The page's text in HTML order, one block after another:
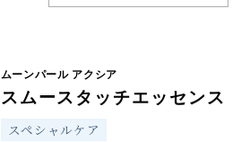
ムーンパール アクシア
スムースタッチエッセンス
スペシャルケア